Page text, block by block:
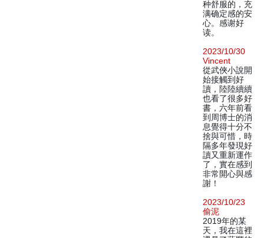
种舒服的，充
满确定感的安
心。感谢好
读。
2023/10/30
Vincent
從武俠小說開
始接觸到好
讀，陸陸續續
也看了很多好
書，六年前看
到周博士的消
息覺得十分不
捨與可惜，時
隔多年發現好
讀又重新運作
了，實在感到
非常開心與感
謝！
2023/10/23
偷泥
2019年的某
天，我在這裡